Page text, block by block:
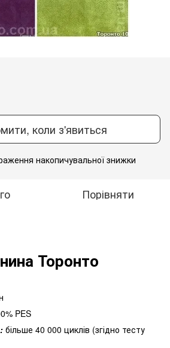
коли з'явиться
накопичувальної знижки
Порівняти
Торонто
PES
більше 40 000 циклів (згідно тесту